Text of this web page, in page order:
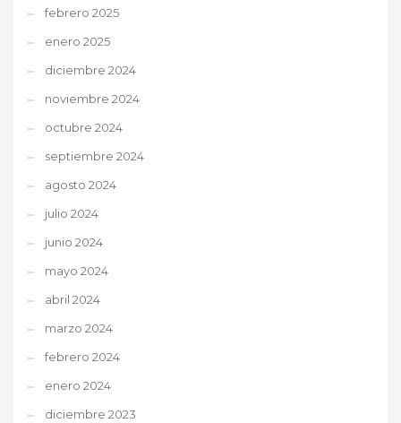
febrero 2025
enero 2025
diciembre 2024
noviembre 2024
octubre 2024
septiembre 2024
agosto 2024
julio 2024
junio 2024
mayo 2024
abril 2024
marzo 2024
febrero 2024
enero 2024
diciembre 2023